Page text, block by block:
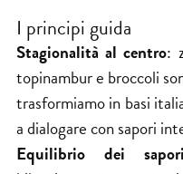
I principi guida
Stagionalità al centro:
topinambur e broccoli
trasformiamo in basi
a dialogare con sapori
Equilibrio dei sapori